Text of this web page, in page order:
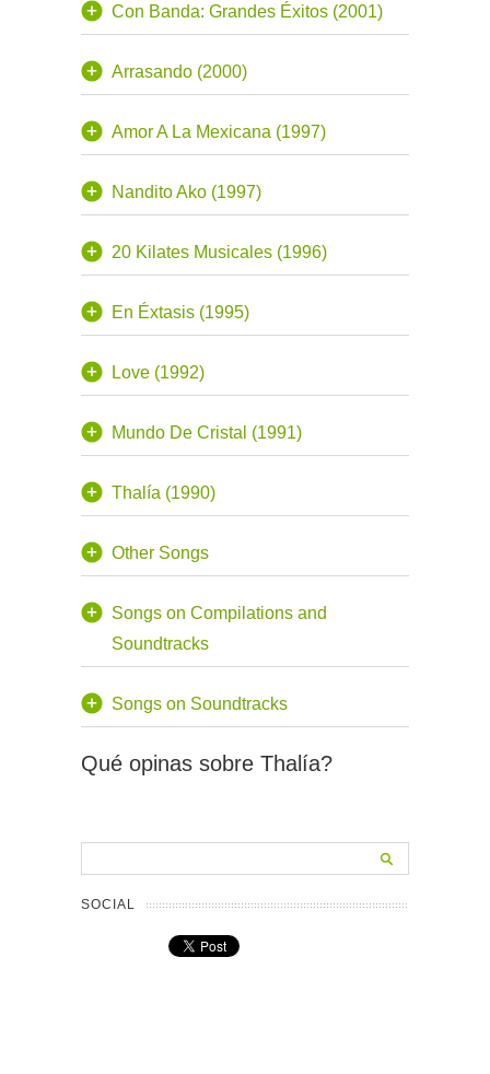
Con Banda: Grandes Éxitos (2001)
Arrasando (2000)
Amor A La Mexicana (1997)
Nandito Ako (1997)
20 Kilates Musicales (1996)
En Éxtasis (1995)
Love (1992)
Mundo De Cristal (1991)
Thalía (1990)
Other Songs
Songs on Compilations and
Soundtracks
Songs on Soundtracks
Qué opinas sobre Thalía?
SOCIAL